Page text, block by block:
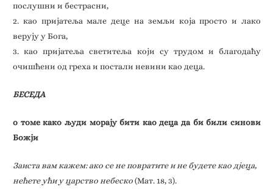
послушни и бестрасни,
2. као пријатеља мале деце на земљи која просто и лако
верују у Бога,
3. као пријатеља светитеља који су трудом и благодаћу
очишћени од греха и постали невини као деца.
БЕСЕДА
о томе како људи морају бити као деца да би били синови
Божји
Заиста вам кажем: ако се не повратите и не будете као дјеца,
нећете ући у царство небеско(Мат. 18, 3).